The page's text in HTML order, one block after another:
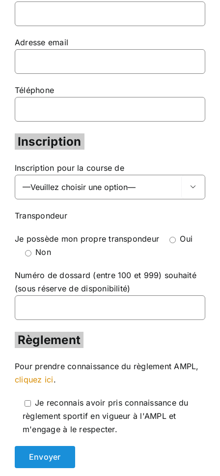
Adresse email
Téléphone
Inscription
Inscription pour la course de

Transpondeur
Je possède mon propre transpondeur
Oui
Non
Numéro de dossard (entre 100 et 999) souhaité
(sous réserve de disponibilité)
Règlement
Pour prendre connaissance du règlement AMPL,
cliquez ici.
Je reconnais avoir pris connaissance du
règlement sportif en vigueur à l'AMPL et
m'engage à le respecter.